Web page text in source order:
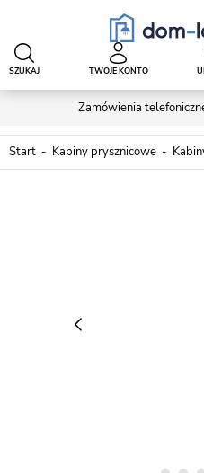
Zamówienia
SZUKAJ TWOJE KONTO
Start Kabiny prysznicowe